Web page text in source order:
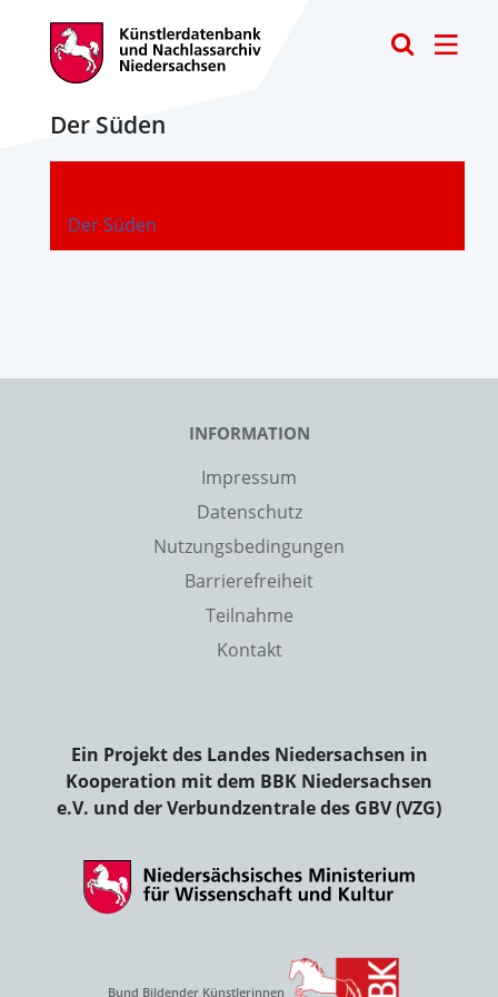
Der Süden
Der Süden
-
INFORMATION
Impressum
Datenschutz
Nutzungsbedingungen
Barrierefreiheit
Teilnahme
Kontakt
Ein Projekt des Landes Niedersachsen in
Kooperation mit dem BBK Niedersachsen
e.V. und der Verbundzentrale des GBV (VZG)
Bund Bildender Künstlerinnen